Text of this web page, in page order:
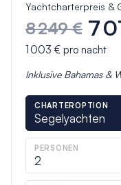
Yachtcharterpreis &
8 249 € 7
1 003 €pro nacht
Inklusive Bahamas &
CHARTEROPTION
Segelyachten
PERSONEN
2